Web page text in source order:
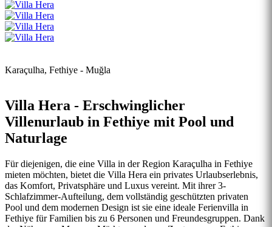
Karaçulha, Fethiye - Muğla
Villa Hera - Erschwinglicher
Villenurlaub in Fethiye mit Pool und
Naturlage
Für diejenigen, die eine Villa in der Region Karaçulha in Fethiye
mieten möchten, bietet die Villa Hera ein privates Urlaubserlebnis,
das Komfort, Privatsphäre und Luxus vereint. Mit ihrer 3-
Schlafzimmer-Aufteilung, dem vollständig geschützten privaten
Pool und dem modernen Design ist sie eine ideale Ferienvilla in
Fethiye für Familien bis zu 6 Personen und Freundesgruppen. Dank